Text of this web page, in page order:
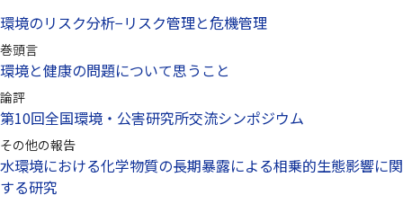
環境のリスク分析−リスク管理と危機管理
巻頭言
環境と健康の問題について思うこと
論評
第10回全国環境・公害研究所交流シンポジウム
その他の報告
水環境における化学物質の長期暴露による相乗的生態影響に関
する研究